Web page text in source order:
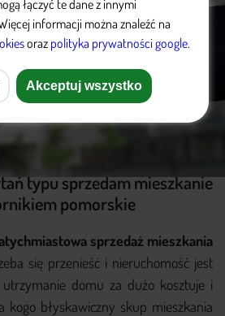
typu sprzedam mieszkanie
pomorskie
sprzedaż mieszkania
się przenieść i nieruchomość jest
domu za dużo kosztuje i
kogo błyskawiczny skup mieszkania
łączyć te dane z innymi
informacji można znaleźć na
oraz ​ polityka prywatności google.
Akceptuj wszystko